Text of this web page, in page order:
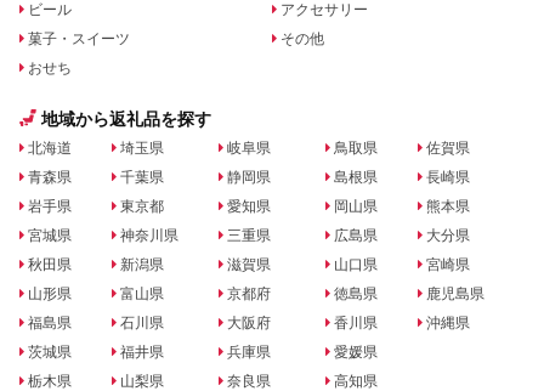
ビール
菓子・スイーツ
おせち
アクセサリー
その他
地域から返礼品を探す
北海道
青森県
岩手県
宮城県
秋田県
山形県
福島県
茨城県
栃木県
埼玉県
千葉県
東京都
神奈川県
新潟県
富山県
石川県
福井県
山梨県
岐阜県
静岡県
愛知県
三重県
滋賀県
京都府
大阪府
兵庫県
奈良県
鳥取県
島根県
岡山県
広島県
山口県
徳島県
香川県
愛媛県
高知県
佐賀県
長崎県
熊本県
大分県
宮崎県
鹿児島県
沖縄県